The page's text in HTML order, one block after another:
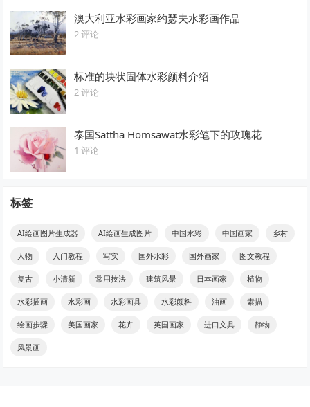
澳大利亚水彩画家约瑟夫水彩画作品
2 评论
标准的块状固体水彩颜料介绍
2 评论
泰国Sattha Homsawat水彩笔下的玫瑰花
1 评论
标签
AI绘画图片生成器 AI绘画生成图片 中国水彩 中国画家 乡村
人物 入门教程 写实 国外水彩 国外画家 图文教程
复古 小清新 常用技法 建筑风景 日本画家 植物
水彩插画 水彩画 水彩画具 水彩颜料 油画 素描
绘画步骤 美国画家 花卉 英国画家 进口文具 静物
风景画